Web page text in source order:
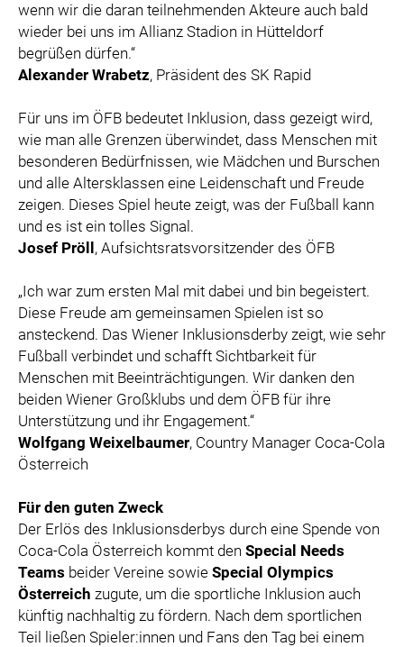
wenn wir die daran teilnehmenden Akteure auch bald
wieder bei uns im Allianz Stadion in Hütteldorf
begrüßen dürfen.“
Alexander Wrabetz, Präsident des SK Rapid
Für uns im ÖFB bedeutet Inklusion, dass gezeigt wird,
wie man alle Grenzen überwindet, dass Menschen mit
besonderen Bedürfnissen, wie Mädchen und Burschen
und alle Altersklassen eine Leidenschaft und Freude
zeigen. Dieses Spiel heute zeigt, was der Fußball kann
und es ist ein tolles Signal.
Josef Pröll , Aufsichtsratsvorsitzender des ÖFB
„Ich war zum ersten Mal mit dabei und bin begeistert.
Diese Freude am gemeinsamen Spielen ist so
ansteckend. Das Wiener Inklusionsderby zeigt, wie sehr
Fußball verbindet und schafft Sichtbarkeit für
Menschen mit Beeinträchtigungen. Wir danken den
beiden Wiener Großklubs und dem ÖFB für ihre
Unterstützung und ihr Engagement.“
Wolfgang Weixelbaumer, Country Manager Coca-Cola
Österreich
Für den guten Zweck
Der Erlös des Inklusionsderbys durch eine Spende von
Coca-Cola Österreich kommt den Special Needs
Teams beider Vereine sowie Special Olympics
Österreich zugute, um die sportliche Inklusion auch
künftig nachhaltig zu fördern. Nach dem sportlichen
Teil ließen Spieler:innen und Fans den Tag bei einem